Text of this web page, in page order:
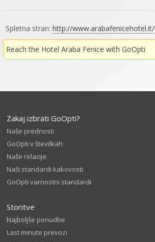
Spletna stran:http://www.arabafenicehotel.it/
Reach the Hotel Araba Fenice with GoOpti
Zakaj izbrati GoOpti?
Naše prednosti
GoOpti v številkah
Naše relacije
Naši standardi kakovosti
GoOpti varnostni standardi
Storitve
Najboljše ponudbe
Last minute prevozi